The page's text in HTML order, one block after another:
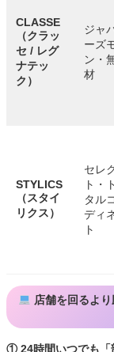
CLASSE
（クラッ
セ / レグ
ナテッ
ク）
ジャ
ーズ
ン・
材
STYLICS
（スタイ
リクス）
セレ
ト・
タル
ディ
ト
店舗を回るよ
① 24時間いつでも「